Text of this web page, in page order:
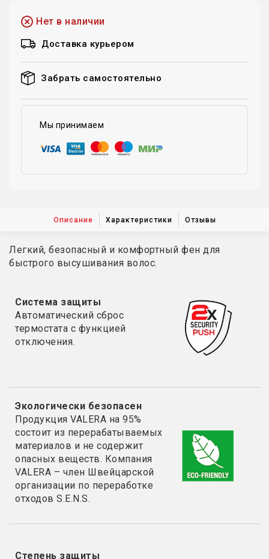
Нет в наличии
Доставка курьером
Забрать самостоятельно
Мы принимаем
Описание Характеристики Отзывы
Легкий, безопасный и комфортный фен для
быстрого высушивания волос.
Система защиты
Автоматический сброс
термостата с функцией
отключения.
Экологически безопасен
Продукция VALERA на 95%
состоит из перерабатываемых
материалов и не содержит
опасных веществ. Компания
VALERA – член Швейцарской
организации по переработке
отходов S.E.N.S.
Степень защиты